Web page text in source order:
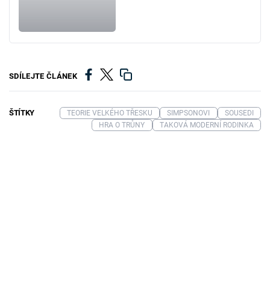
SDÍLEJTE ČLÁNEK
ŠTÍTKY TEORIE VELKÉHO TŘESKU SIMPSONOVI
SOUSEDI
HRA O TRŮNY
TAKOVÁ MODERNÍ RODINKA